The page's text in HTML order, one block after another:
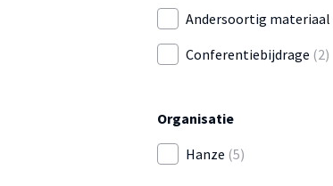
Andersoortig materiaal
Conferentiebijdrage (2)
Organisatie
Hanze (5)